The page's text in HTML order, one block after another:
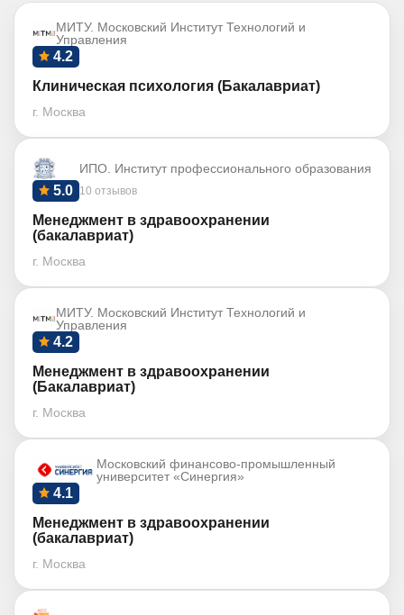
МИТУ. Московский Институт Технологий и
Управления
4.2
Клиническая психология (Бакалавриат)
г. Москва
ИПО. Институт профессионального образования
10 отзывов
5.0
Менеджмент в здравоохранении
(бакалавриат)
г. Москва
МИТУ. Московский Институт Технологий и
Управления
4.2
Менеджмент в здравоохранении
(Бакалавриат)
г. Москва
Московский финансово-промышленный
университет «Синергия»
4.1
Менеджмент в здравоохранении
(бакалавриат)
г. Москва